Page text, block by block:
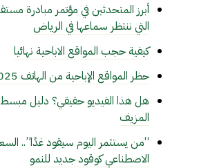
التي ننتظر سماعها في الرياض
كيفية حجب المواقع الاباحية نهائيا
حظر المواقع الإباحية من الهاتف 2025
المزيف
“من يستثمر اليوم سيقود غدًا”..
الاصطناعي كوقود جديد للنمو